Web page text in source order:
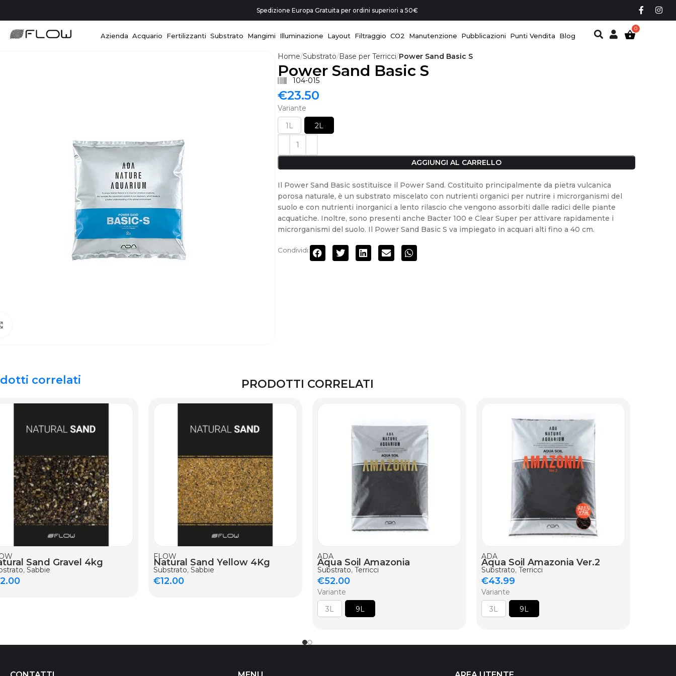
Spedizione Europa Gratuita per ordini superiori a 50€
Azienda Acquario Fertilizzanti Substrato Mangimi Illuminazione Layout Filtraggio CO2 Manutenzione Pubblicazioni Punti Vendita Blog
Home Substrato Base per Terricci Power Sand Basic S
Power Sand Basic S
104-015
€23.50
Variante
1L
2L
AGGIUNGI AL CARRELLO
Il Power Sand Basic sostituisce il Power Sand. Costituito principalmente da pietra vulcanica
porosa naturale, è un substrato miscelato con nutrienti organici per nutrire i microrganismi del
suolo e con nutrienti inorganici a lento rilascio che vengono assorbiti dalle radici delle piante
acquatiche. Inoltre, sono presenti anche Bacter 100 e Clear Super per attivare rapidamente i
microrganismi del suolo. Il Power Sand Basic S va impiegato in acquari alti fino a 40 cm.
Condividi:
PRODOTTI CORRELATI
correlati
Sand Gravel 4kg
,Sabbie
FLOW
Natural Sand Yellow 4Kg
Substrato, Sabbie
€12.00
ADA
Aqua Soil Amazonia
Substrato, Terricci
€52.00
Variante
3L
9L
ADA
Aqua Soil Amazonia Ver.2
Substrato, Terricci
€43.99
Variante
3L
9L